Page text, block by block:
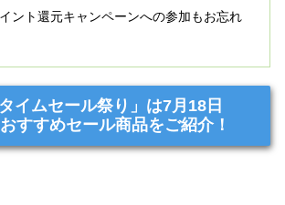
ント還元キャンペーンへの参加もお忘れ
イムセール祭り」は7月18日
すすめセール商品をご紹介！